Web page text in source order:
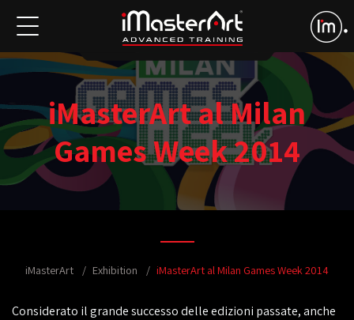
iMasterArt al Milan
Games Week 2014
iMasterArt Exhibition iMasterArt al Milan Games Week 2014
Considerato il grande successo delle edizioni passate, anche